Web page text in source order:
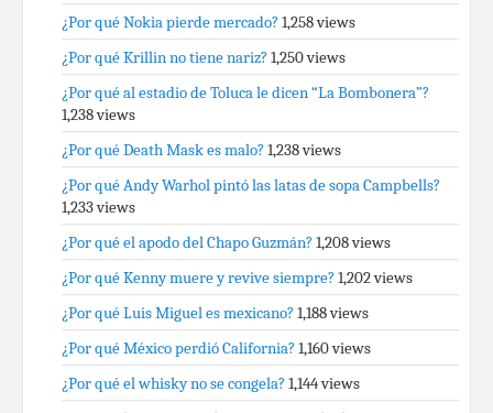
¿Por qué Nokia pierde mercado? 1,258 views
¿Por qué Krillin no tiene nariz? 1,250 views
¿Por qué al estadio de Toluca le dicen “La Bombonera”?
1,238 views
¿Por qué Death Mask es malo? 1,238 views
¿Por qué Andy Warhol pintó las latas de sopa Campbells?
1,233 views
¿Por qué el apodo del Chapo Guzmán? 1,208 views
¿Por qué Kenny muere y revive siempre? 1,202 views
¿Por qué Luis Miguel es mexicano? 1,188 views
¿Por qué México perdió California? 1,160 views
¿Por qué el whisky no se congela? 1,144 views